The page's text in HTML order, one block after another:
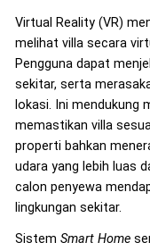
Virtual Reality (VR)
melihat villa secara
Pengguna dapat
sekitar, serta
lokasi. Ini mendukung
memastikan villa
properti bahkan
udara yang lebih luas
calon penyewa
lingkungan sekitar.
Sistem Smart Home